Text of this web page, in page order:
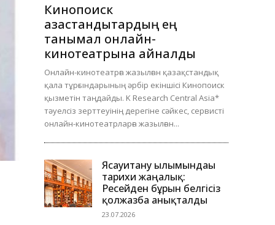
Кинопоиск
қазақстандықтардың ең
танымал онлайн-
кинотеатрына айналды
Онлайн-кинотеатрға жазылған қазақстандық
қала тұрғындарының әрбір екіншісі Кинопоиск
қызметін таңдайды. K Research Central Asia*
тәуелсіз зерттеуінің дерегіне сәйкес, сервисті
онлайн-кинотеатрларға жазылған...
Ясауитану ғылымындағы
тарихи жаңалық:
Ресейден бұрын белгісіз
қолжазба анықталды
23.07.2026